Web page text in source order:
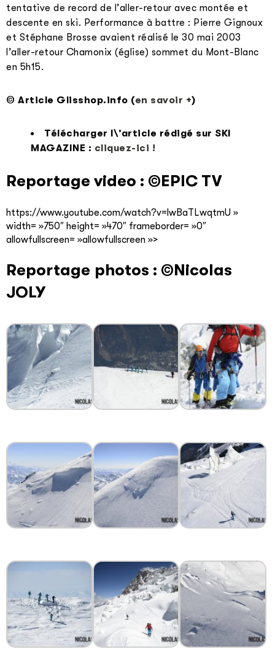
tentative de record de l’aller-retour avec montée et
descente en ski. Performance à battre : Pierre Gignoux
et Stéphane Brosse avaient réalisé le 30 mai 2003
l’aller-retour Chamonix (église) sommet du Mont-Blanc
en 5h15.
© Article Glisshop.info (en savoir +)
Télécharger l\’article rédigé sur SKI
MAGAZINE : cliquez-ici !
Reportage video : ©EPIC TV
https://www.youtube.com/watch?v=lwBaTLwqtmU »
width= »750″ height= »470″ frameborder= »0″
allowfullscreen= »allowfullscreen »>
Reportage photos : ©Nicolas
JOLY